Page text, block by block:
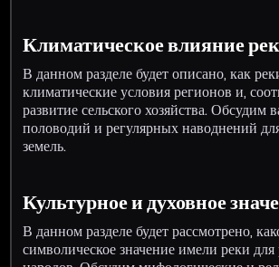
Климатическое влияние рек
В данном разделе будет описано, как
климатические условия регионов и,
развитие сельского хозяйства. Обсудим
половодий и регулярных наводнений
земель.
Культурное и духовное
В данном разделе будет рассмотрено,
символическое значение имели реки